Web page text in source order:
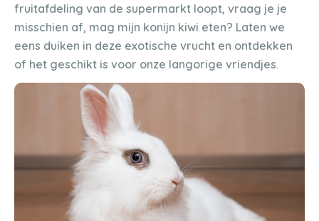
fruitafdeling van de supermarkt loopt, vraag je je
misschien af, mag mijn konijn kiwi eten? Laten we
eens duiken in deze exotische vrucht en ontdekken
of het geschikt is voor onze langorige vriendjes.